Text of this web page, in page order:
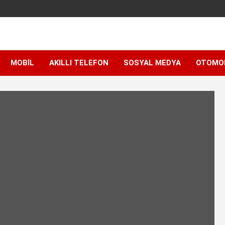
MOBIL AKILLI TELEFON SOSYAL MEDYA